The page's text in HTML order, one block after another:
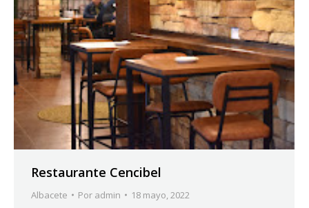
Restaurante Cencibel
Albacete Por admin 18 mayo, 2022